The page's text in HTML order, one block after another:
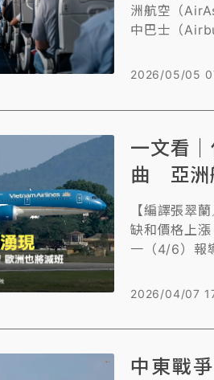
洲航空（
中巴士（
2026/05/05
一文看
曲 亞洲
【編譯張翠
缺和價格上
一（4/6）報
聯合航空均
2026/04/07
中東戰